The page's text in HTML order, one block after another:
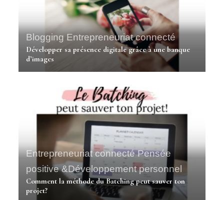
Blogging Entrepreneuriat connecté
Développer sa présence digitale grâce à une banque
d’images
Entrepreneuriat connecté Pensée
positive &Développement personnel
Comment la méthode du Batching peut sauver ton
projet?